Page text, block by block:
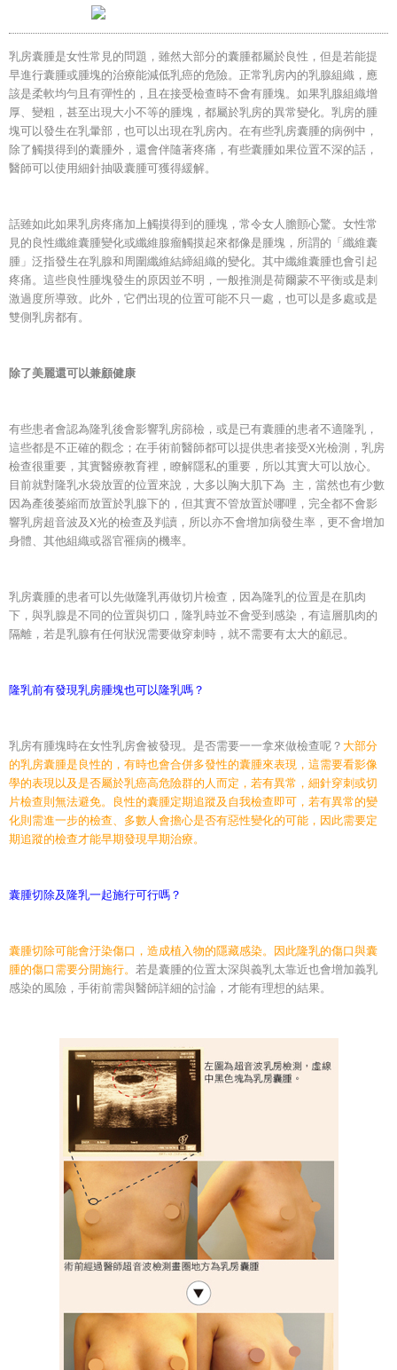
乳房囊腫是女性常見的問題，雖然大部分的囊腫都屬於良性，但是若能提
早進行囊腫或腫塊的治療能減低乳癌的危險。正常乳房內的乳腺組織，應
該是柔軟均勻且有彈性的，且在接受檢查時不會有腫塊。如果乳腺組織增
厚、變粗，甚至出現大小不等的腫塊，都屬於乳房的異常變化。乳房的腫
塊可以發生在乳暈部，也可以出現在乳房內。在有些乳房囊腫的病例中，
除了觸摸得到的囊腫外，還會伴隨著疼痛，有些囊腫如果位置不深的話，
醫師可以使用細針抽吸囊腫可獲得緩解。
話雖如此如果乳房疼痛加上觸摸得到的腫塊，常令女人膽顫心驚。女性常
見的良性纖維囊腫變化或纖維腺瘤觸摸起來都像是腫塊，所謂的「纖維囊
腫」泛指發生在乳腺和周圍纖維結締組織的變化。其中纖維囊腫也會引起
疼痛。這些良性腫塊發生的原因並不明，一般推測是荷爾蒙不平衡或是刺
激過度所導致。此外，它們出現的位置可能不只一處，也可以是多處或是
雙側乳房都有。
除了美麗還可以兼顧健康
有些患者會認為隆乳後會影響乳房篩檢，或是已有囊腫的患者不適隆乳，
這些都是不正確的觀念；在手術前醫師都可以提供患者接受X光檢測，乳房
檢查很重要，其實醫療教育裡，瞭解隱私的重要，所以其實大可以放心。
目前就對隆乳水袋放置的位置來說，大多以胸大肌下為 主，當然也有少數
因為產後萎縮而放置於乳腺下的，但其實不管放置於哪哩，完全都不會影
響乳房超音波及X光的檢查及判讀，所以亦不會增加病發生率，更不會增加
身體、其他組織或器官罹病的機率。
乳房囊腫的患者可以先做隆乳再做切片檢查，因為隆乳的位置是在肌肉
下，與乳腺是不同的位置與切口，隆乳時並不會受到感染，有這層肌肉的
隔離，若是乳腺有任何狀況需要做穿刺時，就不需要有太大的顧忌。
隆乳前有發現乳房腫塊也可以隆乳嗎？
乳房有腫塊時在女性乳房會被發現。是否需要一一拿來做檢查呢？ 大部分
的乳房囊腫是良性的，有時也會合併多發性的囊腫來表現，這需要看影像
學的表現以及是否屬於乳癌高危險群的人而定，若有異常，細針穿刺或切
片檢查則無法避免。良性的囊腫定期追蹤及自我檢查即可，若有異常的變
化則需進一步的檢查、多數人會擔心是否有惡性變化的可能，因此需要定
期追蹤的檢查才能早期發現早期治療。
囊腫切除及隆乳一起施行可行嗎？
囊腫切除可能會汙染傷口，造成植入物的隱藏感染。因此隆乳的傷口與囊
腫的傷口需要分開施行。 若是囊腫的位置太深與義乳太靠近也會增加義乳
感染的風險，手術前需與醫師詳細的討論，才能有理想的結果。